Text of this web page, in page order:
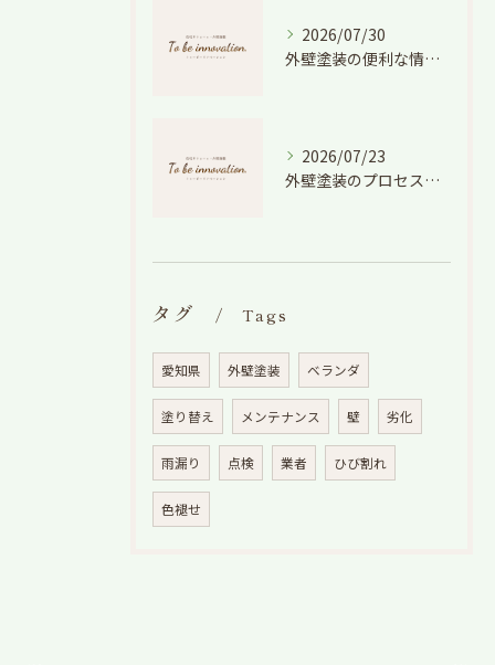
2026/07/30
外壁塗装の便利な情報と失敗しない色や費用判断のコツを徹底解説
2026/07/23
外壁塗装のプロセスを愛知県でスムーズに進めるための工程と費用徹底解説
タグ Tags
愛知県 外壁塗装 ベランダ
塗り替え メンテナンス 壁 劣化
雨漏り 点検 業者 ひび割れ
色褪せ